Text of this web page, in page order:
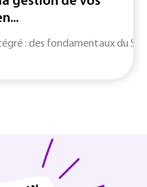
: des fondamentaux du